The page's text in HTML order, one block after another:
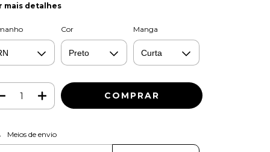
mais detalhes
Cor Manga
para o CEP:
Meios de envio